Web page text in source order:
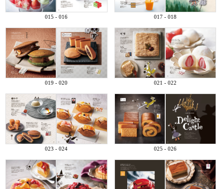
015 - 016 017 - 018
019 - 020 021 - 022
023 - 024 025 - 026